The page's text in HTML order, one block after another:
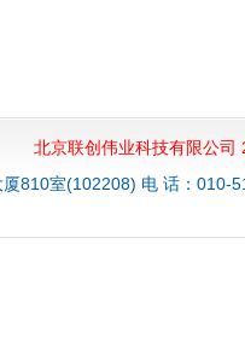
北京联创伟业科技有限公
810室(102208) 电 话：